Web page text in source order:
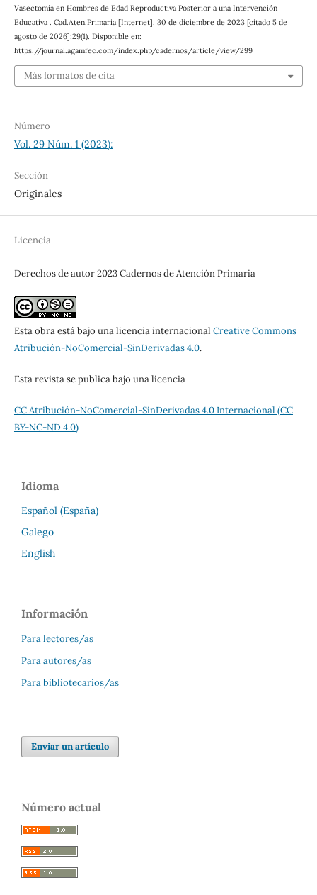
Vasectomía en Hombres de Edad Reproductiva Posterior a una Intervención
Educativa . Cad.Aten.Primaria [Internet]. 30 de diciembre de 2023 [citado 5 de
agosto de 2026];29(1). Disponible en:
https://journal.agamfec.com/index.php/cadernos/article/view/299
Más formatos de cita
Número
Vol. 29 Núm. 1 (2023):
Sección
Originales
Licencia
Derechos de autor 2023 Cadernos de Atención Primaria
Esta obra está bajo una licencia internacional Creative Commons
Atribución-NoComercial-SinDerivadas 4.0.
Esta revista se publica bajo una licencia
CC Atribución-NoComercial-SinDerivadas 4.0 Internacional (CC
BY-NC-ND 4.0)
Idioma
Español (España)
Galego
English
Información
Para lectores/as
Para autores/as
Para bibliotecarios/as
Enviar un artículo
Número actual